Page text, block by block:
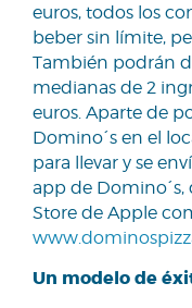
euros, todos los
beber sin límite,
También podrán
medianas de 2
euros. Aparte de
Domino´s en el
para llevar y se
app de
Store de Apple
Un modelo de